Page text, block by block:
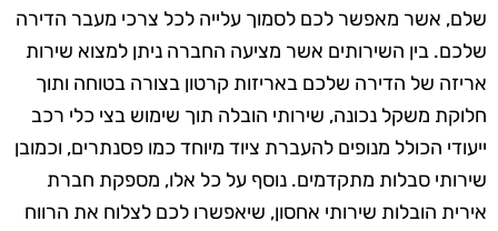
שלם, אשר מאפשר לכם לסמוך עלייה לכל צרכי מעבר הדירה
שלכם. בין השירותים אשר מציעה החברה ניתן למצוא שירות
אריזה של הדירה שלכם באריזות קרטון בצורה בטוחה ותוך
חלוקת משקל נכונה, שירותי הובלה תוך שימוש בצי כלי רכב
ייעודי הכולל מנופים להעברת ציוד מיוחד כמו פסנתרים, וכמובן
שירותי סבלות מתקדמים. נוסף על כל אלו, מספקת חברת
אירית הובלות שירותי אחסון, שיאפשרו לכם לצלוח את הרווח